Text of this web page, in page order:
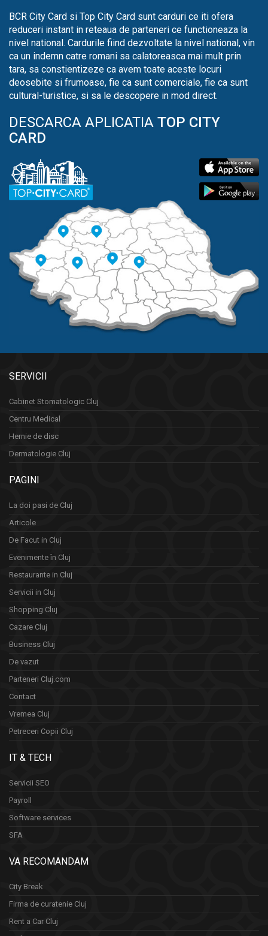
BCR City Card si Top City Card sunt carduri ce iti ofera
reduceri instant in reteaua de parteneri ce functioneaza la
nivel national. Cardurile fiind dezvoltate la nivel national, vin
ca un indemn catre romani sa calatoreasca mai mult prin
tara, sa constientizeze ca avem toate aceste locuri
deosebite si frumoase, fie ca sunt comerciale, fie ca sunt
cultural-turistice, si sa le descopere in mod direct.
DESCARCA APLICATIA TOP CITY
CARD
SERVICII
Cabinet Stomatologic Cluj
Centru Medical
Hernie de disc
Dermatologie Cluj
PAGINI
La doi pasi de Cluj
Articole
De Facut in Cluj
Evenimente în Cluj
Restaurante in Cluj
Servicii in Cluj
Shopping Cluj
Cazare Cluj
Business Cluj
De vazut
Parteneri Cluj.com
Contact
Vremea Cluj
Petreceri Copii Cluj
IT & TECH
Servicii SEO
Payroll
Software services
SFA
VA RECOMANDAM
City Break
Firma de curatenie Cluj
Rent a Car Cluj